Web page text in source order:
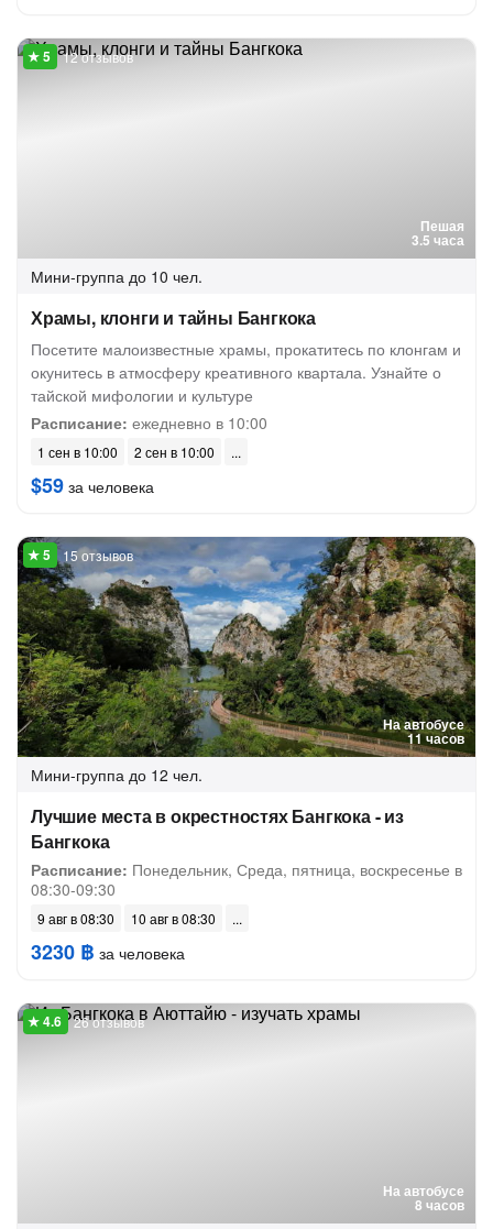
Пешая
3.5 часа
12 отзывов
Мини-группа до 10 чел.
Храмы, клонги и тайны Бангкока
Посетите малоизвестные храмы, прокатитесь по клонгам и
окунитесь в атмосферу креативного квартала. Узнайте о
тайской мифологии и культуре
Расписание: ежедневно в 10:00
1 сен в 10:00 2 сен в 10:00
$59 за человека
На автобусе
11 часов
15 отзывов
Мини-группа до 12 чел.
Лучшие места в окрестностях Бангкока - из
Бангкока
Расписание: Понедельник, Среда, пятница, воскресенье в
08:30-09:30
9 авг в 08:30 10 авг в 08:30
3230 ฿ за человека
На автобусе
8 часов
26 отзывов